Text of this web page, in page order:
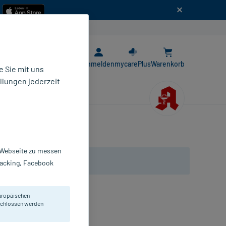
AnmeldenmycarePlusWarenkorb
Sie mit uns
jederzeit
zu messen
Facebook
werden